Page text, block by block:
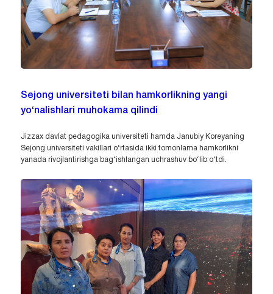
Sejong universiteti bilan hamkorlikning yangi
yo‘nalishlari muhokama qilindi
Jizzax davlat pedagogika universiteti hamda Janubiy Koreyaning
Sejong universiteti vakillari o‘rtasida ikki tomonlama hamkorlikni
yanada rivojlantirishga bag‘ishlangan uchrashuv bo‘lib o‘tdi.